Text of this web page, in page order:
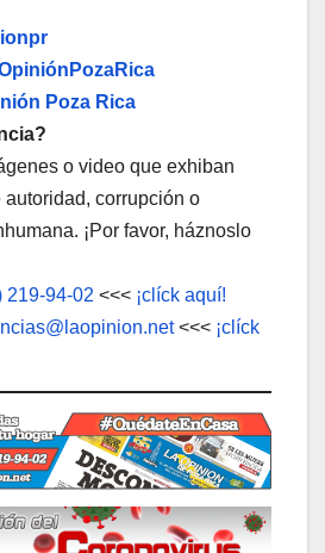
Poza Rica
o video que exhiban
autoridad, corrupción o
¡Por favor, háznoslo
219-94-02 <<< ¡clíck aquí!
<<< ¡clíck